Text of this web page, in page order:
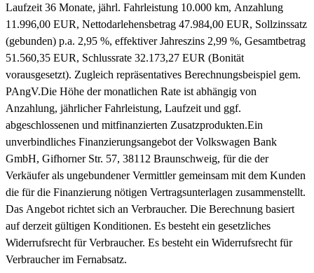
Laufzeit 36 Monate, jährl. Fahrleistung 10.000 km, Anzahlung
11.996,00 EUR, Nettodarlehensbetrag 47.984,00 EUR, Sollzinssatz
(gebunden) p.a. 2,95 %, effektiver Jahreszins 2,99 %, Gesamtbetrag
51.560,35 EUR, Schlussrate 32.173,27 EUR (Bonität
vorausgesetzt). Zugleich repräsentatives Berechnungsbeispiel gem.
PAngV.Die Höhe der monatlichen Rate ist abhängig von
Anzahlung, jährlicher Fahrleistung, Laufzeit und ggf.
abgeschlossenen und mitfinanzierten Zusatzprodukten.Ein
unverbindliches Finanzierungsangebot der Volkswagen Bank
GmbH, Gifhorner Str. 57, 38112 Braunschweig, für die der
Verkäufer als ungebundener Vermittler gemeinsam mit dem Kunden
die für die Finanzierung nötigen Vertragsunterlagen zusammenstellt.
Das Angebot richtet sich an Verbraucher. Die Berechnung basiert
auf derzeit gültigen Konditionen. Es besteht ein gesetzliches
Widerrufsrecht für Verbraucher. Es besteht ein Widerrufsrecht für
Verbraucher im Fernabsatz.